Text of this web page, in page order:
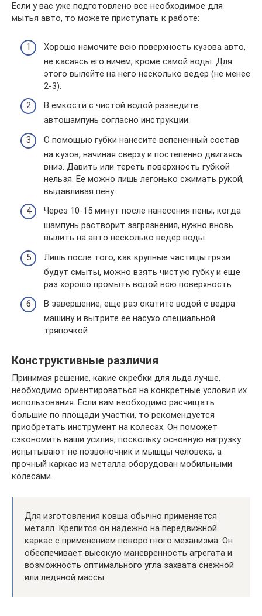
Если у вас уже подготовлено все необходимое для
мытья авто, то можете приступать к работе:
Хорошо намочите всю поверхность кузова авто,
не касаясь его ничем, кроме самой воды. Для
этого вылейте на него несколько ведер (не менее
2-3).
В емкости с чистой водой разведите
автошампунь согласно инструкции.
С помощью губки нанесите вспененный состав
на кузов, начиная сверху и постепенно двигаясь
вниз. Давить или тереть поверхность губкой
нельзя. Ее можно лишь легонько сжимать рукой,
выдавливая пену.
Через 10-15 минут после нанесения пены, когда
шампунь растворит загрязнения, нужно вновь
вылить на авто несколько ведер воды.
Лишь после того, как крупные частицы грязи
будут смыты, можно взять чистую губку и еще
раз хорошо промыть водой всю поверхность.
В завершение, еще раз окатите водой с ведра
машину и вытрите ее насухо специальной
тряпочкой.
Конструктивные различия
Принимая решение, какие скребки для льда лучше,
необходимо ориентироваться на конкретные условия их
использования. Если вам необходимо расчищать
большие по площади участки, то рекомендуется
приобретать инструмент на колесах. Он поможет
сэкономить ваши усилия, поскольку основную нагрузку
испытывают не позвоночник и мышцы человека, а
прочный каркас из металла оборудован мобильными
колесами.
Для изготовления ковша обычно применяется
металл. Крепится он надежно на передвижной
каркас с применением поворотного механизма. Он
обеспечивает высокую маневренность агрегата и
возможность оптимального угла захвата снежной
или ледяной массы.